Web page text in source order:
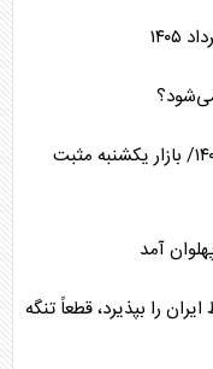
پیش‌بینی بورس فردا یکشنبه ۱۸ مرداد ۱۴۰۵/ بازار یکشنبه مثبت
آمد
را بپذیرد، قطعاً تنگه